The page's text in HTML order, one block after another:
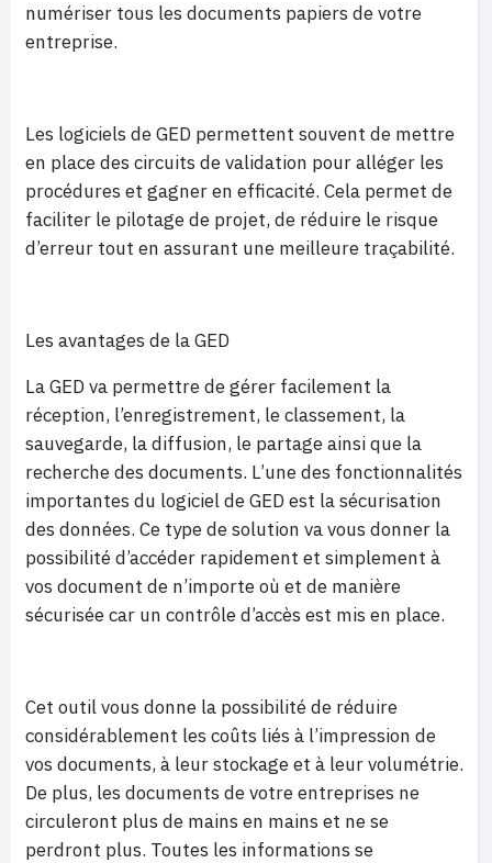
numériser tous les documents papiers de votre
entreprise.
Les logiciels de GED permettent souvent de mettre
en place des circuits de validation pour alléger les
procédures et gagner en efficacité. Cela permet de
faciliter le pilotage de projet, de réduire le risque
d’erreur tout en assurant une meilleure traçabilité.
Les avantages de la GED
La GED va permettre de gérer facilement la
réception, l’enregistrement, le classement, la
sauvegarde, la diffusion, le partage ainsi que la
recherche des documents. L’une des fonctionnalités
importantes du logiciel de GED est la sécurisation
des données. Ce type de solution va vous donner la
possibilité d’accéder rapidement et simplement à
vos document de n’importe où et de manière
sécurisée car un contrôle d’accès est mis en place.
Cet outil vous donne la possibilité de réduire
considérablement les coûts liés à l’impression de
vos documents, à leur stockage et à leur volumétrie.
De plus, les documents de votre entreprises ne
circuleront plus de mains en mains et ne se
perdront plus. Toutes les informations se